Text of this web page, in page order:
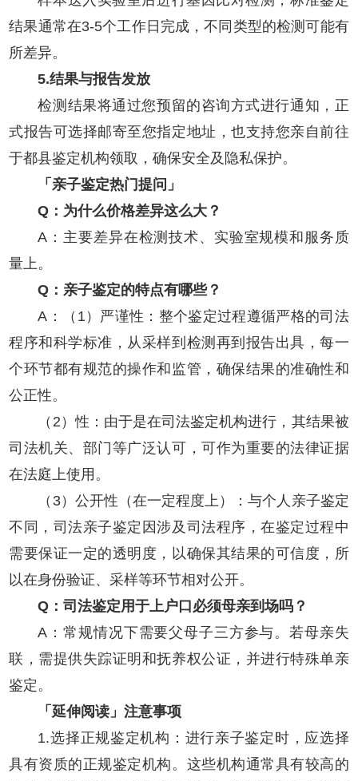
结果通常在3-5个工作日完成，不同类型的检测可能有
所差异。
5.结果与报告发放
检测结果将通过您预留的咨询方式进行通知，正
式报告可选择邮寄至您指定地址，也支持您亲自前往
于都县鉴定机构领取，确保安全及隐私保护。
「亲子鉴定热门提问」
Q：为什么价格差异这么大？
A：主要差异在检测技术、实验室规模和服务质
量上。
Q：亲子鉴定的特点有哪些？
A：（1）严谨性：整个鉴定过程遵循严格的司法
程序和科学标准，从采样到检测再到报告出具，每一
个环节都有规范的操作和监管，确保结果的准确性和
公正性。
（2）性：由于是在司法鉴定机构进行，其结果被
司法机关、部门等广泛认可，可作为重要的法律证据
在法庭上使用。
（3）公开性（在一定程度上）：与个人亲子鉴定
不同，司法亲子鉴定因涉及司法程序，在鉴定过程中
需要保证一定的透明度，以确保其结果的可信度，所
以在身份验证、采样等环节相对公开。
Q：司法鉴定用于上户口必须母亲到场吗？
A：常规情况下需要父母子三方参与。若母亲失
联，需提供失踪证明和抚养权公证，并进行特殊单亲
鉴定。
「延伸阅读」注意事项
1.选择正规鉴定机构：进行亲子鉴定时，应选择
具有资质的正规鉴定机构。这些机构通常具有较高的